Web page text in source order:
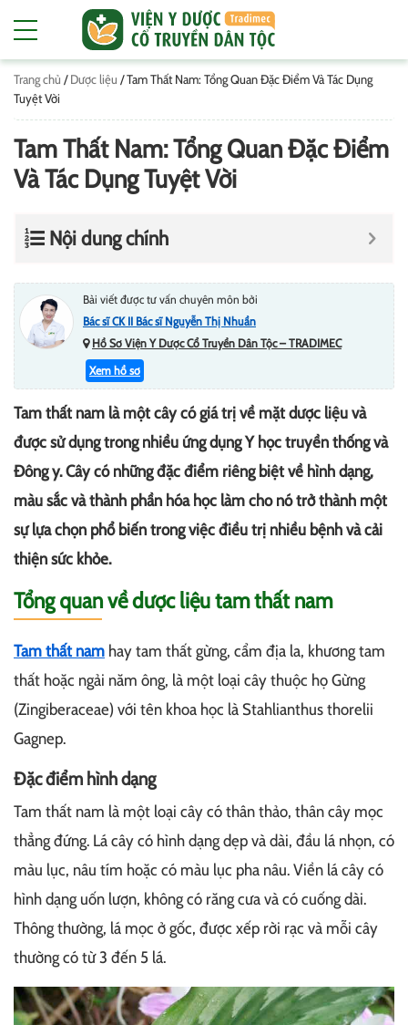
Trang chủ /Dược liệu /Tam Thất Nam: Tổng Quan Đặc Điểm Và Tác Dụng
Tuyệt Vời
Tam Thất Nam: Tổng Quan Đặc Điểm
Và Tác Dụng Tuyệt Vời
Nội dung chính
Bài viết được tư vấn chuyên môn bởi
Bác sĩ CK II Bác sĩ Nguyễn Thị Nhuần
Hồ Sơ Viện Y Dược Cổ Truyền Dân Tộc – TRADIMEC
Xem hồ sơ
Tam thất nam là một cây có giá trị về mặt dược liệu và
được sử dụng trong nhiều ứng dụng Y học truyền thống và
Đông y. Cây có những đặc điểm riêng biệt về hình dạng,
màu sắc và thành phần hóa học làm cho nó trở thành một
sự lựa chọn phổ biến trong việc điều trị nhiều bệnh và cải
thiện sức khỏe.
Tổng quan về dược liệu tam thất nam
Tam thất nam hay tam thất gừng, cẩm địa la, khương tam
thất hoặc ngải năm ông, là một loại cây thuộc họ Gừng
(Zingiberaceae) với tên khoa học là Stahlianthus thorelii
Gagnep.
Đặc điểm hình dạng
Tam thất nam là một loại cây có thân thảo, thân cây mọc
thẳng đứng. Lá cây có hình dạng dẹp và dài, đầu lá nhọn, có
màu lục, nâu tím hoặc có màu lục pha nâu. Viền lá cây có
hình dạng uốn lượn, không có răng cưa và có cuống dài.
Thông thường, lá mọc ở gốc, được xếp rời rạc và mỗi cây
thường có từ 3 đến 5 lá.